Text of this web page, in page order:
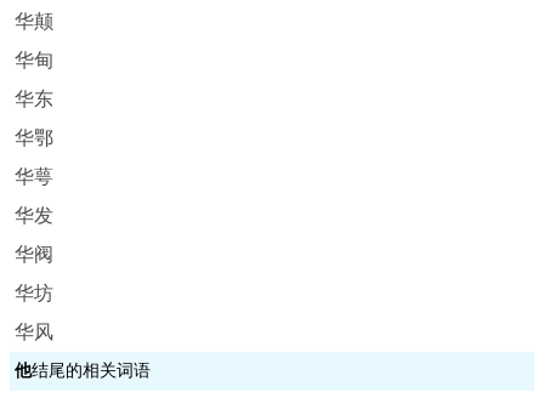
华颠
华甸
华东
华鄂
华萼
华发
华阀
华坊
华风
他结尾的相关词语